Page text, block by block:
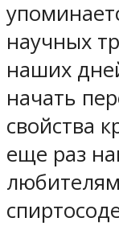
научных
наших
начать
свойства
еще раз